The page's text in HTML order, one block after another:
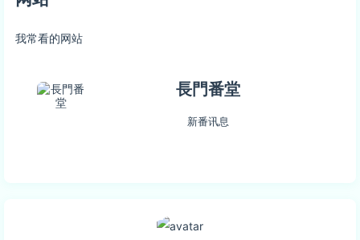
我常看的网站
長門番堂
新番讯息